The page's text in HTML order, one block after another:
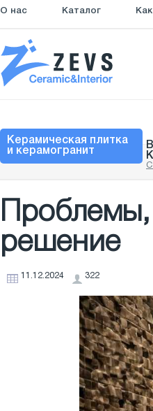
О нас Каталог
Керамическая плитка
и керамогранит
решение
11.12.2024 322